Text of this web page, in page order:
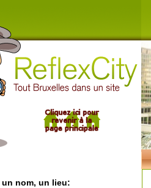
un nom, un lieu: